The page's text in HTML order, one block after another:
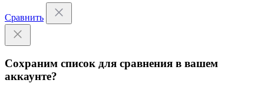
Сравнить
Сохраним список для сравнения в вашем
аккаунте?